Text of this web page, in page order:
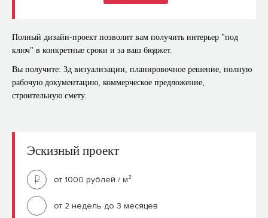
помещения
Обмерный план
План расстановки мебели и оборудования (несколько
вариантов)
План сан.техники
План потолка
План светильников
Полный дизайн-проект позволит вам получить интерьер "под
ключ" в конкретные сроки и за ваш бюджет.
Вы получите: 3д визуализации, планировочное решение, полную
рабочую документацию, коммерческое предложение,
строительную смету.
Эскизный проект
от 1000 рублей / м²
от 2 недель до 3 месяцев